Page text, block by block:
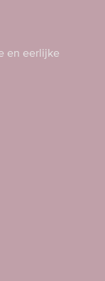
en eerlijke